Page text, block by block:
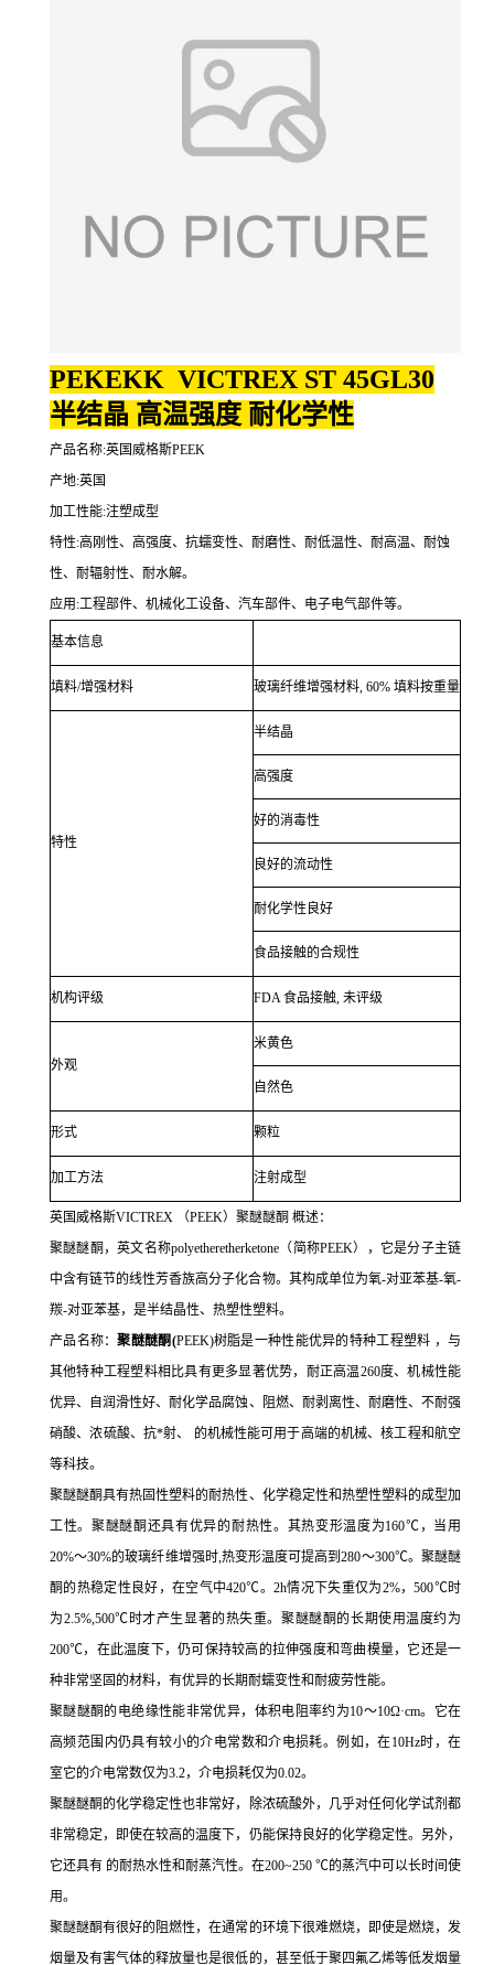
PEKEKK VICTREX ST 45GL30
半结晶 高温强度 耐化学性
产品名称:英国威格斯PEEK
产地:英国
加工性能:注塑成型
特性:高刚性、高强度、抗蠕变性、耐磨性、耐低温性、耐高温、耐蚀
性、耐辐射性、耐水解。
应用:工程部件、机械化工设备、汽车部件、电子电气部件等。
基本信息
填料/增强材料 玻璃纤维增强材料, 60% 填料按重量
特性
半结晶
高强度
好的消毒性
良好的流动性
耐化学性良好
食品接触的合规性
机构评级 FDA 食品接触, 未评级
外观
米黄色
自然色
形式 颗粒
加工方法 注射成型
英国威格斯VICTREX （PEEK）聚醚醚酮 概述：
聚醚醚酮，英文名称polyetheretherketone（简称PEEK），它是分子主链
中含有链节的线性芳香族高分子化合物。其构成单位为氧-对亚苯基-氧-
羰-对亚苯基，是半结晶性、热塑性塑料。
产品名称：聚醚醚酮(PEEK)树脂是一种性能优异的特种工程塑料 ，与
其他特种工程塑料相比具有更多显著优势，耐正高温260度、机械性能
优异、自润滑性好、耐化学品腐蚀、阻燃、耐剥离性、耐磨性、不耐强
硝酸、浓硫酸、抗*射、 的机械性能可用于高端的机械、核工程和航空
等科技。
聚醚醚酮具有热固性塑料的耐热性、化学稳定性和热塑性塑料的成型加
工性。聚醚醚酮还具有优异的耐热性。其热变形温度为160℃，当用
20%～30%的玻璃纤维增强时,热变形温度可提高到280～300℃。聚醚醚
酮的热稳定性良好，在空气中420℃。2h情况下失重仅为2%，500℃时
为2.5%,500℃时才产生显著的热失重。聚醚醚酮的长期使用温度约为
200℃，在此温度下，仍可保持较高的拉伸强度和弯曲模量，它还是一
种非常坚固的材料，有优异的长期耐蠕变性和耐疲劳性能。
聚醚醚酮的电绝缘性能非常优异，体积电阻率约为10～10Ω·cm。它在
高频范围内仍具有较小的介电常数和介电损耗。例如，在10Hz时，在
室它的介电常数仅为3.2，介电损耗仅为0.02。
聚醚醚酮的化学稳定性也非常好，除浓硫酸外，几乎对任何化学试剂都
非常稳定，即使在较高的温度下，仍能保持良好的化学稳定性。另外，
它还具有 的耐热水性和耐蒸汽性。在200~250 ℃的蒸汽中可以长时间使
用。
聚醚醚酮有很好的阻燃性，在通常的环境下很难燃烧，即使是燃烧，发
烟量及有害气体的释放量也是很低的，甚至低于聚四氟乙烯等低发烟量